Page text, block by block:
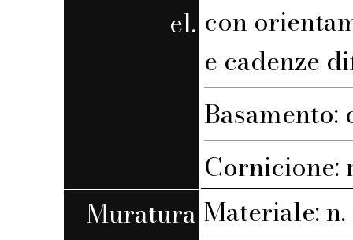
el. con
e cadenze
Cornicione:
Muratura Materiale: n.